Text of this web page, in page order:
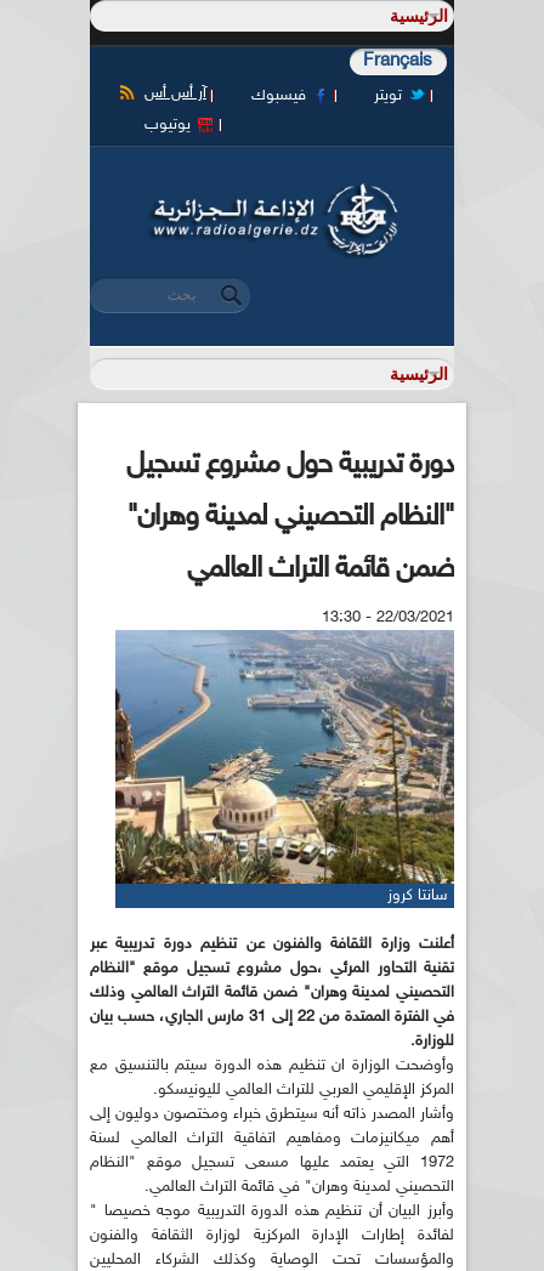
Français
آر أس أس فيسبوك
تويتر
يوتيوب
استمارة البحث
‏بحث ‏
دورة تدريبية حول مشروع تسجيل
"النظام التحصيني لمدينة وهران"
ضمن قائمة التراث العالمي
22/03/2021 - 13:30
سانتا كروز
أعلنت وزارة الثقافة والفنون عن تنظيم دورة تدريبية عبر
تقنية التحاور المرئي ،حول مشروع تسجيل موقع "النظام
التحصيني لمدينة وهران" ضمن قائمة التراث العالمي وذلك
في الفترة الممتدة من 22 إلى 31 مارس الجاري، حسب بيان
للوزارة.
وأوضحت الوزارة ان تنظيم هذه الدورة سيتم بالتنسيق مع
المركز الإقليمي العربي للتراث العالمي لليونيسكو.
وأشار المصدر ذاته أنه سيتطرق خبراء ومختصون دوليون إلى
أهم ميكانيزمات ومفاهيم اتفاقية التراث العالمي لسنة
1972 التي يعتمد عليها مسعى تسجيل موقع "النظام
التحصيني لمدينة وهران" في قائمة التراث العالمي.
وأبرز البيان أن تنظيم هذه الدورة التدريبية موجه خصيصا "
لفائدة إطارات الإدارة المركزية لوزارة الثقافة والفنون
والمؤسسات تحت الوصاية وكذلك الشركاء المحليين